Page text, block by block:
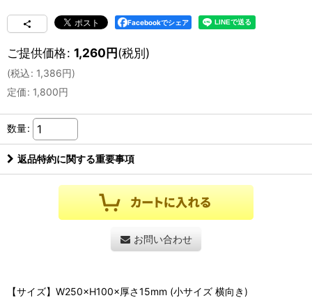
Facebookでシェア
ご提供価格: 1,260円(税別)
(税込: 1,386円)
定価: 1,800円
数量:
返品特約に関する重要事項
お問い合わせ
【サイズ】W250×H100×厚さ15mm (小サイズ 横向き)